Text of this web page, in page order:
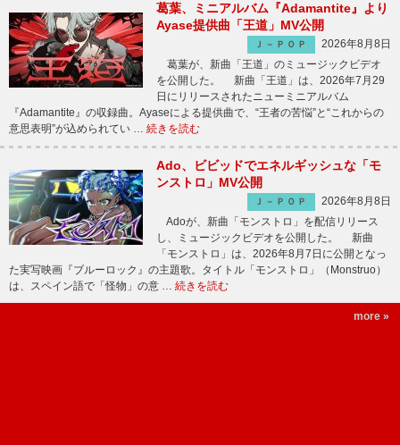
葛葉、ミニアルバム『Adamantite』より
Ayase提供曲「王道」MV公開
Ｊ－ＰＯＰ
2026年8月8日
葛葉が、新曲「王道」のミュージックビデオ
を公開した。 新曲「王道」は、2026年7月29
日にリリースされたニューミニアルバム
『Adamantite』の収録曲。Ayaseによる提供曲で、“王者の苦悩”と“これからの
意思表明”が込められてい … 続きを読む
Ado、ビビッドでエネルギッシュな「モ
ンストロ」MV公開
Ｊ－ＰＯＰ
2026年8月8日
Adoが、新曲「モンストロ」を配信リリース
し、ミュージックビデオを公開した。 新曲
「モンストロ」は、2026年8月7日に公開となっ
た実写映画『ブルーロック』の主題歌。タイトル「モンストロ」（Monstruo）
は、スペイン語で「怪物」の意 … 続きを読む
more »